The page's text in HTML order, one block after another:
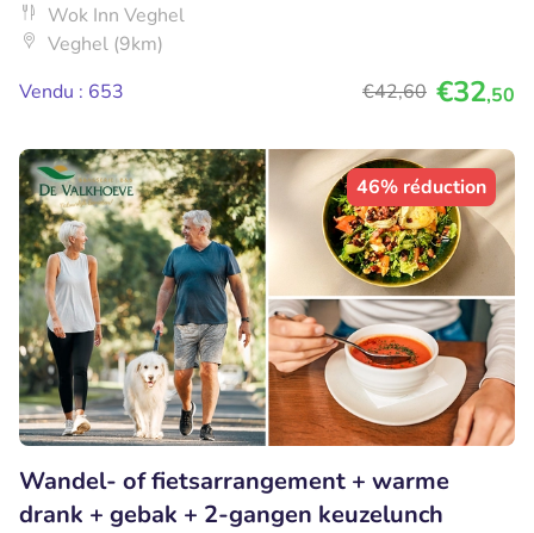
Wok Inn Veghel
Veghel (9km)
Vendu : 653
€42,60 €32,50
46% réduction
Wandel- of fietsarrangement + warme
drank + gebak + 2-gangen keuzelunch